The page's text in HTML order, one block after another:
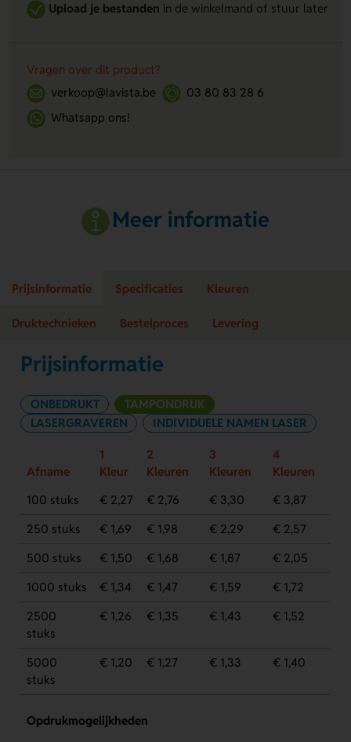
Upload je bestanden in de winkelmand of stuur later
Vragen over dit product?
verkoop@lavista.be
03 80 83 28 6
Whatsapp ons!
Meer informatie
Prijsinformatie Specificaties Kleuren
Druktechnieken Bestelproces Levering
Prijsinformatie
ONBEDRUKT
TAMPONDRUK
LASERGRAVEREN
INDIVIDUELE NAMEN LASER
Afname
1
Kleur
2
Kleuren
3
Kleuren
4
Kleuren
100 stuks
€ 2,27 € 2,76 € 3,30
€ 3,87
250 stuks
€ 1,69 € 1,98 € 2,29
€ 2,57
500 stuks
€ 1,50 € 1,68 € 1,87
€ 2,05
1000 stuks
€ 1,34 € 1,47 € 1,59
€ 1,72
2500
stuks
€ 1,26 € 1,35 € 1,43 € 1,52
5000
stuks
€ 1,20 € 1,27 € 1,33 € 1,40
Opdrukmogelijkheden